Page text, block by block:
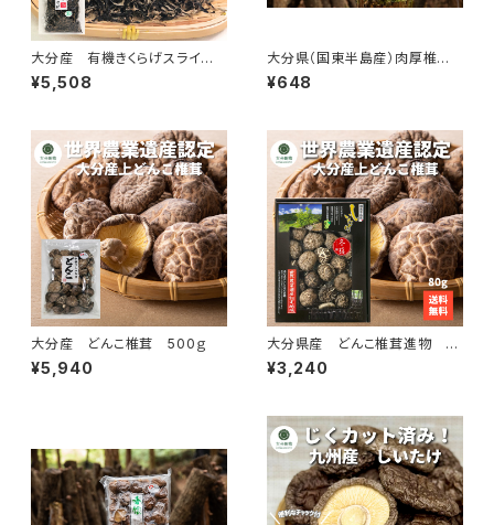
大分産 有機きくらげスライ
ス 500ｇ
¥5,508
大分県（国東半島産）肉厚椎
茸 40g
¥648
大分産 どんこ椎茸 500ｇ
¥5,940
大分県産 どんこ椎茸進物 8
0ｇ ＭＤH－３０
¥3,240